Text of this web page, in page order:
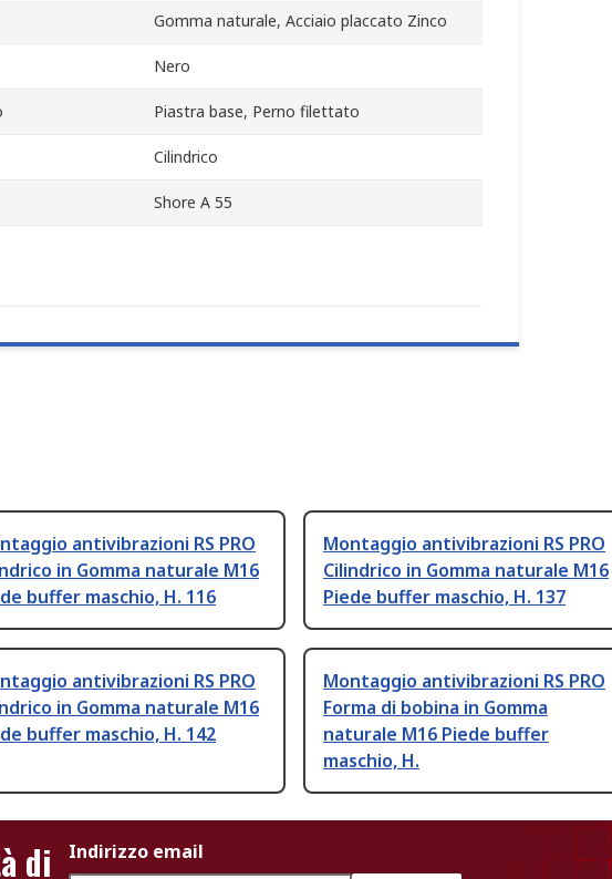
Gomma naturale, Acciaio placcato Zinco
Nero
Piastra base, Perno filettato
Cilindrico
Shore A 55
antivibrazioni RS PRO
in Gomma naturale M16
buffer maschio, H. 116
Montaggio antivibrazioni RS PRO
Cilindrico in Gomma naturale M16
Piede buffer maschio, H. 137
antivibrazioni RS PRO
in Gomma naturale M16
buffer maschio, H. 142
Montaggio antivibrazioni RS PRO
Forma di bobina in Gomma
naturale M16 Piede buffer
maschio, H.
di
Indirizzo email